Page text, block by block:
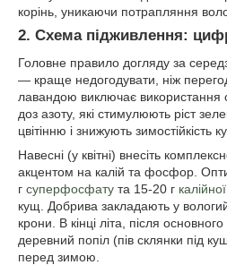
корінь, уникаючи потрапляння
2. Схема підживлення:
Головне правило догляду за
— краще недогодувати, ніж
лавандою виключає використання
доз азоту, які стимулюють ріст
цвітінню і знижують зимостійкість
Навесні (у квітні) внесіть
акцентом на калій та фосфор.
г суперфосфату та 15-20 г
кущ. Добрива закладають у
крони. В кінці літа, після
деревний попіл (пів склянки під
перед зимою.